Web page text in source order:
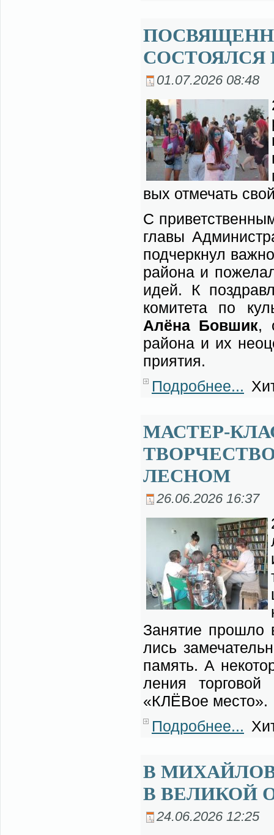
СОСТОЯЛСЯ
01.07.2026 08:48
вых от­ме­чать
С
гла­вы
под­черк­нул
рай­о­на и
идей. К
ко­ми­те­та по
Алё­на Бо­в­шик,
рай­о­на и их
при­я­тия.
Подробнее...
МАСТЕР-
ЛЕСНОМ
26.06.2026 16:37
За­ня­тие про­шло
лись
па­мять. А
ле­ния тор­го­вой
«КЛЁВое ме­сто».
Подробнее...
В
В ВЕЛИКОЙ
24.06.2026 12:25